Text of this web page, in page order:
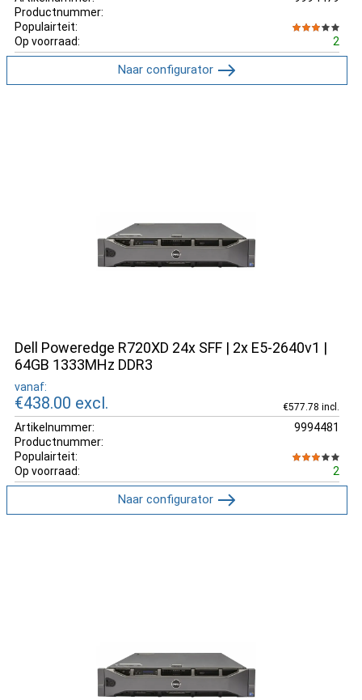
Productnummer:
Populairteit:
Op voorraad:
2
Naar configurator
Dell Poweredge R720XD 24x SFF | 2x E5-2640v1 |
64GB 1333MHz DDR3
vanaf:
€438.00 excl. €577.78 incl.
Artikelnummer:
9994481
Productnummer:
Populairteit:
Op voorraad:
2
Naar configurator